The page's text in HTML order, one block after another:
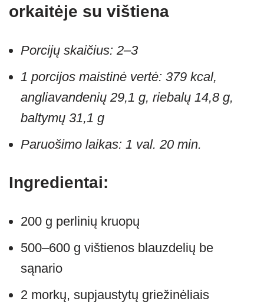
orkaitėje su vištiena
Porcijų skaičius: 2–3
1 porcijos maistinė vertė: 379 kcal,
angliavandenių 29,1 g, riebalų 14,8 g,
baltymų 31,1 g
Paruošimo laikas: 1 val. 20 min.
Ingredientai:
200 g perlinių kruopų
500–600 g vištienos blauzdelių be
sąnario
2 morkų, supjaustytų griežinėliais